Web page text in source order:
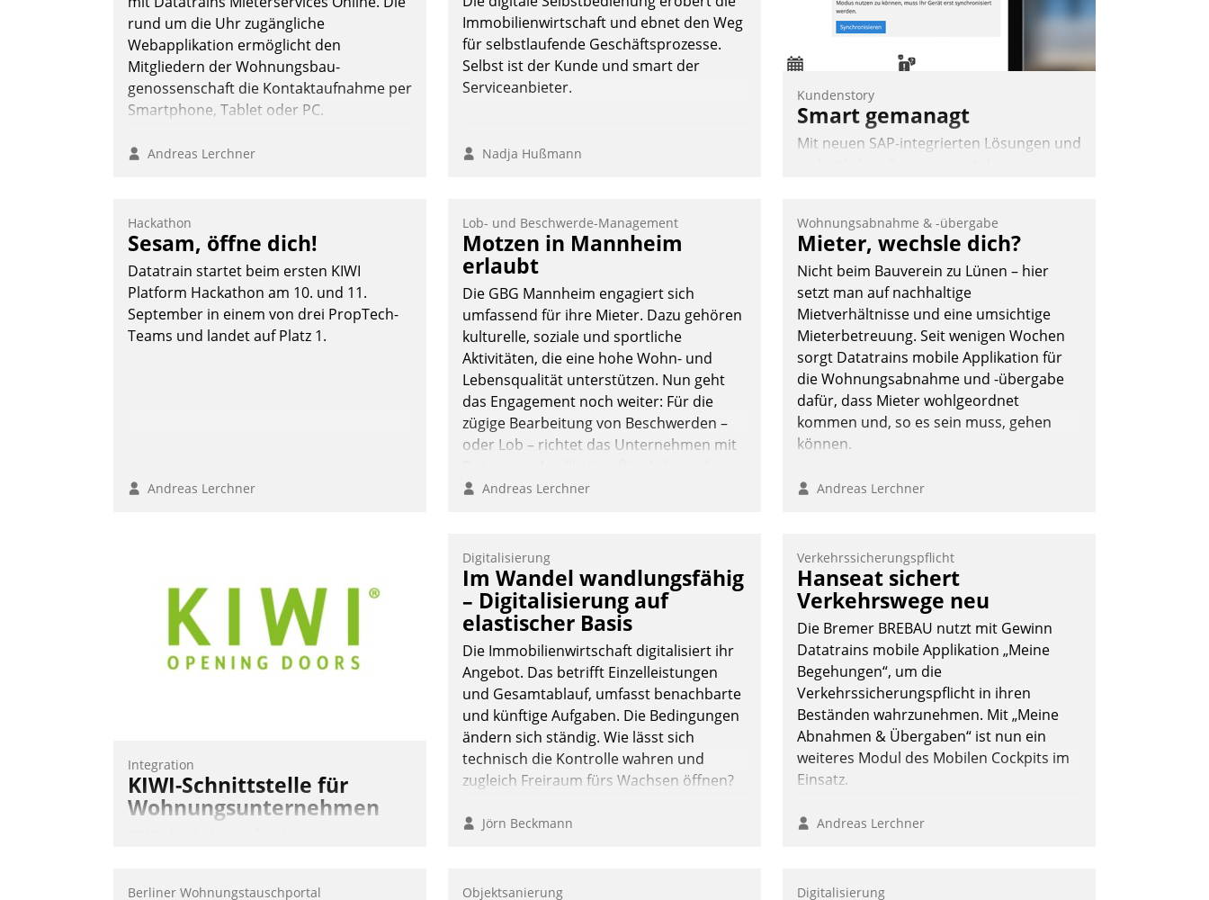
Nadja Hußmann
rund um die Uhr zugängliche
Webapplikation ermöglicht den
Mitgliedern der Wohnungs­bau­
genossenschaft die Kontaktaufnahme per
Smartphone, Tablet oder PC.
Andreas Lerchner
Immobilienwirtschaft und ebnet den Weg
für selbstlaufende Geschäftsprozesse.
Selbst ist der Kunde und smart der
Serviceanbieter.
Nadja Hußmann
Kundenstory
Smart gemanagt
Mit neuen SAP-integrierten Lösungen und
Kapitalanlage für künftige Aufgaben und
Herausforderungen gerüstet.
Nadja Hußmann
Hackathon
Sesam, öffne dich!
Datatrain startet beim ersten KIWI
Platform Hackathon am 10. und 11.
September in einem von drei PropTech-
Teams und landet auf Platz 1.
Andreas Lerchner
Lob- und Beschwerde-Management
Motzen in Mannheim
erlaubt
Die GBG Mannheim engagiert sich
umfassend für ihre Mieter. Dazu gehören
kulturelle, soziale und sportliche
Aktivitäten, die eine hohe Wohn- und
Lebensqualität unterstützen. Nun geht
das Engagement noch weiter: Für die
zügige Bearbeitung von Beschwerden –
oder Lob – richtet das Unternehmen mit
Beschwerde-Management einen eigenen
Andreas Lerchner
Wohnungsabnahme & -übergabe
Mieter, wechsle dich?
Nicht beim Bauverein zu Lünen – hier
setzt man auf nachhaltige
Mietverhältnisse und eine umsichtige
Mieterbetreuung. Seit wenigen Wochen
sorgt Datatrains mobile Applikation für
die Wohnungsabnahme und -übergabe
dafür, dass Mieter wohlgeordnet
kommen und, so es sein muss, gehen
können.
Andreas Lerchner
Integration
KIWI-Schnittstelle für
Wohnungsunternehmen
Digitalisierung
Im Wandel wandlungsfähig
– Digitalisierung auf
elastischer Basis
Die Immobilienwirtschaft digitalisiert ihr
Angebot. Das betrifft Einzelleistungen
und Gesamtablauf, umfasst benachbarte
und künftige Aufgaben. Die Bedingungen
ändern sich ständig. Wie lässt sich
technisch die Kontrolle wahren und
zugleich Freiraum fürs Wachsen öffnen?
Jörn Beckmann
Verkehrssicherungspflicht
Hanseat sichert
Verkehrswege neu
Die Bremer BREBAU nutzt mit Gewinn
Datatrains mobile Applikation „Meine
Begehungen“, um die
Verkehrssicherungspflicht in ihren
Beständen wahrzunehmen. Mit „Meine
Abnahmen & Übergaben“ ist nun ein
weiteres Modul des Mobilen Cockpits im
Einsatz.
Andreas Lerchner
Berliner Wohnungstauschportal Objektsanierung Digitalisierung